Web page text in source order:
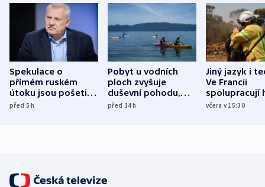
Spekulace o
přímém ruském
útoku jsou pošetilé,
míní estonský
před 5h
Pobyt u vodních
ploch zvyšuje
duševní pohodu,
ukázala
před 14h
Jiný jazyk i
Ve Francii
spolupracují
různých zemí
včera v 15:30